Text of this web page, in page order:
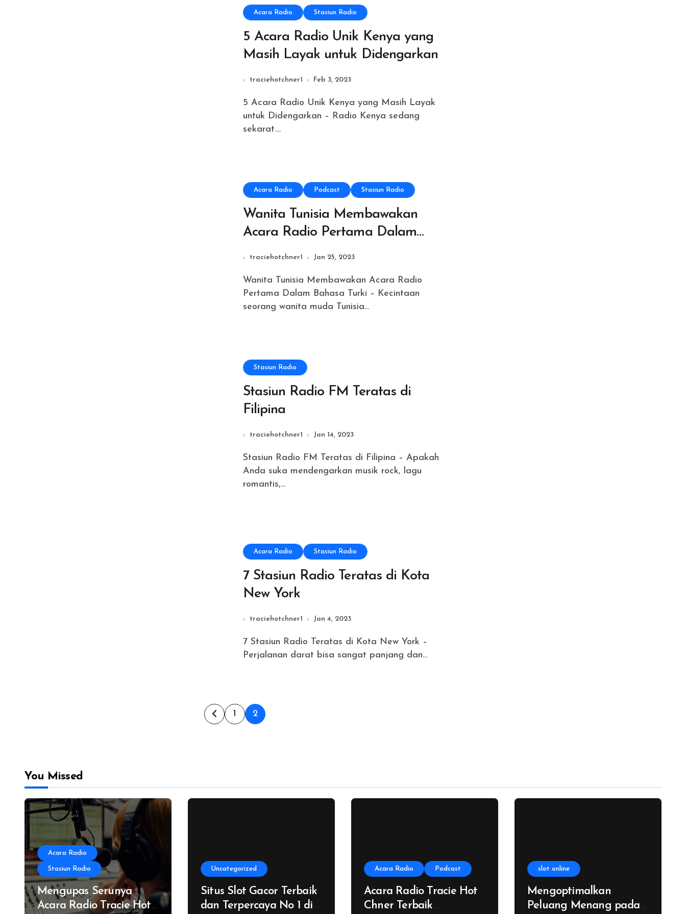
Acara Radio Stasiun Radio
5 Acara Radio Unik Kenya yang
Masih Layak untuk Didengarkan
traciehotchner1 Feb 3, 2023
5 Acara Radio Unik Kenya yang Masih Layak
untuk Didengarkan – Radio Kenya sedang
sekarat....
Acara Radio Podcast Stasiun Radio
Wanita Tunisia Membawakan
Acara Radio Pertama Dalam
Bahasa Turki
traciehotchner1 Jan 25, 2023
Wanita Tunisia Membawakan Acara Radio
Pertama Dalam Bahasa Turki – Kecintaan
seorang wanita muda Tunisia...
Stasiun Radio
Stasiun Radio FM Teratas di
Filipina
traciehotchner1 Jan 14, 2023
Stasiun Radio FM Teratas di Filipina – Apakah
Anda suka mendengarkan musik rock, lagu
romantis,...
Acara Radio Stasiun Radio
7 Stasiun Radio Teratas di Kota
New York
traciehotchner1 Jan 4, 2023
7 Stasiun Radio Teratas di Kota New York –
Perjalanan darat bisa sangat panjang dan...
Posts1 2
You Missed
Acara Radio
Stasiun Radio
Mengupas Serunya
Acara Radio Tracie Hot
Uncategorized
Situs Slot Gacor Terbaik
dan Terpercaya No 1 di
Acara Radio Podcast
Acara Radio Tracie Hot
Chner Terbaik
slot online
Mengoptimalkan
Peluang Menang pada